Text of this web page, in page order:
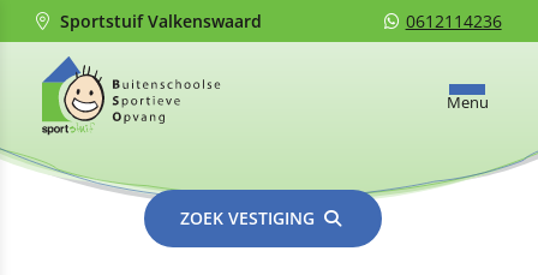
Sportstuif Valkenswaard 0612114236
Menu
ZOEK VESTIGING